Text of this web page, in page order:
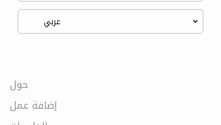
حول
إضافة عمل